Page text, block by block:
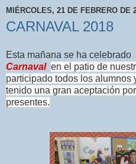
MIÉRCOLES, 21 DE FEBRERO DE
CARNAVAL 2018
Esta mañana se ha celebrado
Carnaval en el patio de
participado todos los alumnos
tenido una gran aceptación
presentes.